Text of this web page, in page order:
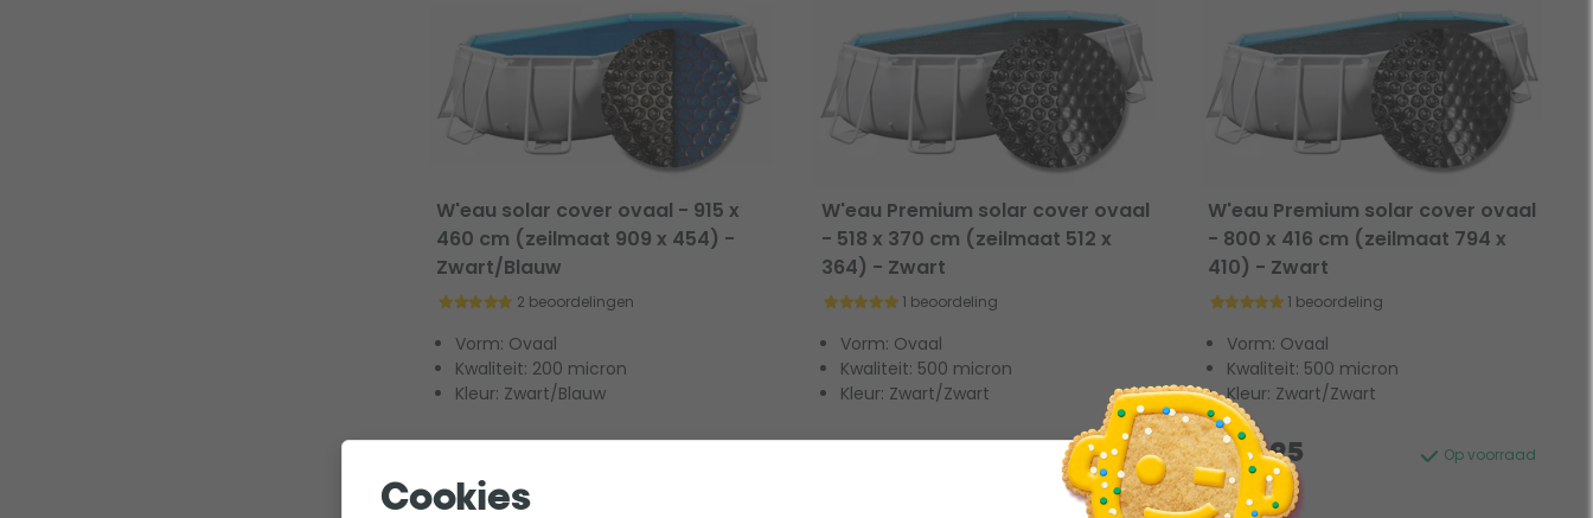
W'eau solar cover ovaal - 915 x
460 cm (zeilmaat 909 x 454) -
Zwart/Blauw
2 beoordelingen
Vorm: Ovaal
Kwaliteit: 200 micron
Kleur: Zwart/Blauw
W'eau Premium solar cover ovaal
- 518 x 370 cm (zeilmaat 512 x
364) - Zwart
1 beoordeling
Vorm: Ovaal
Kwaliteit: 500 micron
Kleur: Zwart/Zwart
Op voorraad
W'eau Premium solar cover ovaal
- 800 x 416 cm (zeilmaat 794 x
410) - Zwart
1 beoordeling
Vorm: Ovaal
Kwaliteit: 500 micron
Kleur: Zwart/Zwart
Op voorraad
249,95
Cookies